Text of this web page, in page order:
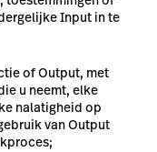
Input in te
of Output, met
u neemt, elke
nalatigheid op
van Output